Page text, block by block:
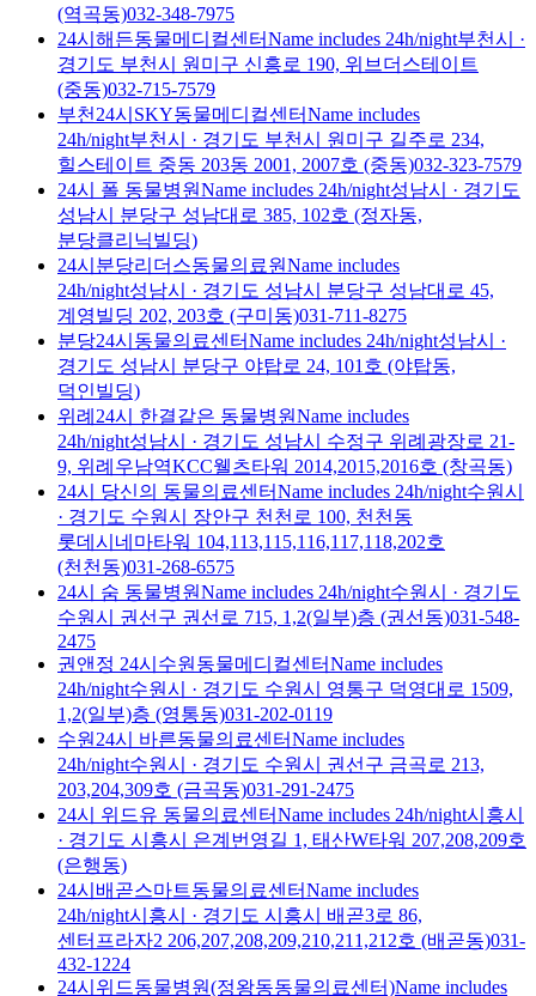
(역곡동)032-348-7975
24시해든동물메디컬센터Name includes 24h/night부천시
·
경기도 부천시 원미구 신흥로 190, 위브더스테이트
(중동)032-715-7579
부천24시SKY동물메디컬센터Name includes
24h/night부천시 · 경기도 부천시 원미구 길주로 234,
힐스테이트 중동 203동 2001, 2007호 (중동)032-323-7579
24시 폴 동물병원Name includes 24h/night성남시 · 경기도
성남시 분당구 성남대로 385, 102호 (정자동,
분당클리닉빌딩)
24시분당리더스동물의료원Name includes
24h/night성남시 · 경기도 성남시 분당구 성남대로 45,
계영빌딩 202, 203호 (구미동)031-711-8275
분당24시동물의료센터Name includes 24h/night성남시
·
경기도 성남시 분당구 야탑로 24, 101호 (야탑동,
덕인빌딩)
위례24시 한결같은 동물병원Name includes
24h/night성남시 · 경기도 성남시 수정구 위례광장로 21-
9, 위례우남역KCC웰츠타워 2014,2015,2016호 (창곡동)
24시 당신의 동물의료센터Name includes 24h/night수원시
· 경기도 수원시 장안구 천천로 100, 천천동
롯데시네마타워 104,113,115,116,117,118,202호
(천천동)031-268-6575
24시 숨 동물병원Name includes 24h/night수원시 · 경기도
수원시 권선구 권선로 715, 1,2(일부)층 (권선동)031-548-
2475
권앤정 24시수원동물메디컬센터Name includes
24h/night수원시 · 경기도 수원시 영통구 덕영대로 1509,
1,2(일부)층 (영통동)031-202-0119
수원24시 바른동물의료센터Name includes
24h/night수원시 · 경기도 수원시 권선구 금곡로 213,
203,204,309호 (금곡동)031-291-2475
24시 위드유 동물의료센터Name includes 24h/night시흥시
· 경기도 시흥시 은계번영길 1, 태산W타워 207,208,209호
(은행동)
24시배곧스마트동물의료센터Name includes
24h/night시흥시 · 경기도 시흥시 배곧3로 86,
센터프라자2 206,207,208,209,210,211,212호 (배곧동)031-
432-1224
24시위드동물병원(정왕동동물의료센터)Name includes